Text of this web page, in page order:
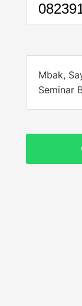
Mbak,
Seminar